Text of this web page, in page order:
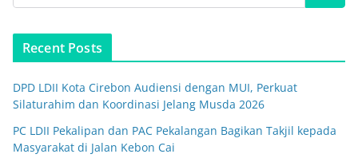
Recent Posts
DPD LDII Kota Cirebon Audiensi dengan MUI, Perkuat
Silaturahim dan Koordinasi Jelang Musda 2026
PC LDII Pekalipan dan PAC Pekalangan Bagikan Takjil kepada
Masyarakat di Jalan Kebon Cai